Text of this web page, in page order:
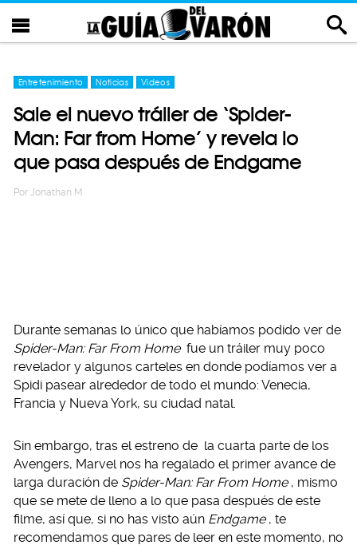
Entretenimiento Noticias Videos
Sale el nuevo tráiler de ‘Spider-
Man: Far from Home’ y revela lo
que pasa después de Endgame
Por Jonathan M
Durante semanas lo único que habíamos podido ver de
Spider-Man: Far From Home fue un tráiler muy poco
revelador y algunos carteles en donde podíamos ver a
Spidi pasear alrededor de todo el mundo: Venecia,
Francia y Nueva York, su ciudad natal.
Sin embargo, tras el estreno de la cuarta parte de los
Avengers, Marvel nos ha regalado el primer avance de
larga duración de Spider-Man: Far From Home , mismo
que se mete de lleno a lo que pasa después de este
filme, así que, si no has visto aún Endgame , te
recomendamos que pares de leer en este momento, no